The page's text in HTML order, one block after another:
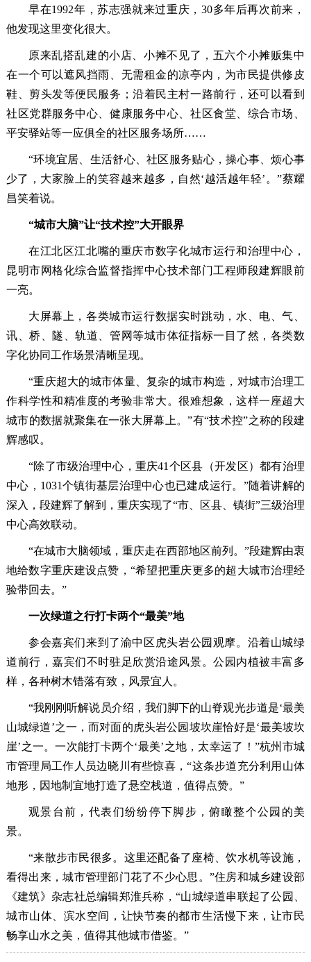
早在1992年，苏志强就来过重庆，30多年后再次前来，
他发现这里变化很大。
原来乱搭乱建的小店、小摊不见了，五六个小摊贩集中
在一个可以遮风挡雨、无需租金的凉亭内，为市民提供修皮
鞋、剪头发等便民服务；沿着民主村一路前行，还可以看到
社区党群服务中心、健康服务中心、社区食堂、综合市场、
平安驿站等一应俱全的社区服务场所……
“环境宜居、生活舒心、社区服务贴心，操心事、烦心事
少了，大家脸上的笑容越来越多，自然‘越活越年轻’。”蔡耀
昌笑着说。
“城市大脑”让“技术控”大开眼界
在江北区江北嘴的重庆市数字化城市运行和治理中心，
昆明市网格化综合监督指挥中心技术部门工程师段建辉眼前
一亮。
大屏幕上，各类城市运行数据实时跳动，水、电、气、
讯、桥、隧、轨道、管网等城市体征指标一目了然，各类数
字化协同工作场景清晰呈现。
“重庆超大的城市体量、复杂的城市构造，对城市治理工
作科学性和精准度的考验非常大。很难想象，这样一座超大
城市的数据就聚集在一张大屏幕上。”有“技术控”之称的段建
辉感叹。
“除了市级治理中心，重庆41个区县（开发区）都有治理
中心，1031个镇街基层治理中心也已建成运行。”随着讲解的
深入，段建辉了解到，重庆实现了“市、区县、镇街”三级治理
中心高效联动。
“在城市大脑领域，重庆走在西部地区前列。”段建辉由衷
地给数字重庆建设点赞，“希望把重庆更多的超大城市治理经
验带回去。”
一次绿道之行打卡两个“最美”地
参会嘉宾们来到了渝中区虎头岩公园观摩。沿着山城绿
道前行，嘉宾们不时驻足欣赏沿途风景。公园内植被丰富多
样，各种树木错落有致，风景宜人。
“我刚刚听解说员介绍，我们脚下的山脊观光步道是‘最美
山城绿道’之一，而对面的虎头岩公园坡坎崖恰好是‘最美坡坎
崖’之一。一次能打卡两个‘最美’之地，太幸运了！”杭州市城
市管理局工作人员边晓川有些惊喜，“这条步道充分利用山体
地形，因地制宜地打造了悬空栈道，值得点赞。”
观景台前，代表们纷纷停下脚步，俯瞰整个公园的美
景。
“来散步市民很多。这里还配备了座椅、饮水机等设施，
看得出来，城市管理部门花了不少心思。”住房和城乡建设部
《建筑》杂志社总编辑郑淮兵称，“山城绿道串联起了公园、
城市山体、滨水空间，让快节奏的都市生活慢下来，让市民
畅享山水之美，值得其他城市借鉴。”